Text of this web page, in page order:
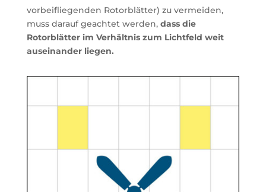
vorbeifliegenden Rotorblätter) zu vermeiden,
muss darauf geachtet werden, dass die
Rotorblätter im Verhältnis zum Lichtfeld weit
auseinander liegen.